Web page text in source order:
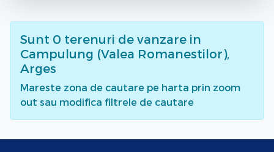
Sunt 0 terenuri de vanzare in
Campulung (Valea Romanestilor),
Arges
Mareste zona de cautare pe harta prin zoom
out sau modifica filtrele de cautare